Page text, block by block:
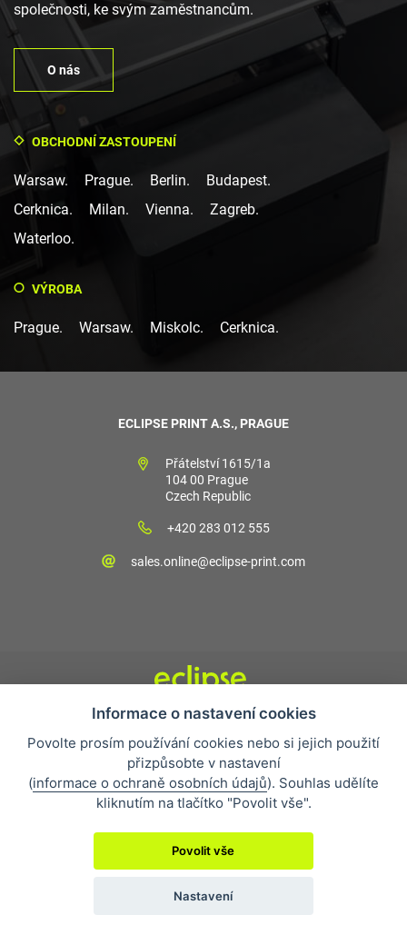
společnosti, ke svým zaměstnancům.
O nás
OBCHODNÍ ZASTOUPENÍ
Warsaw. Prague. Berlin.
Budapest.
Cerknica.
Milan. Vienna.
Zagreb.
Waterloo.
VÝROBA
Prague. Warsaw. Miskolc. Cerknica.
ECLIPSE PRINT A.S., PRAGUE
Přátelství 1615/1a
104 00 Prague
Czech Republic
+420 283 012 555
sales.online@eclipse-print.com
Obchodní podmínky
Nejčastější otázky
Ochrana osobních údajů
O společnosti
Whistleblowing
Informace o nastavení cookies
Povolte prosím používání cookies nebo si jejich použití
přizpůsobte v nastavení
(informace o ochraně osobních údajů). Souhlas udělíte
kliknutím na tlačítko "Povolit vše".
Povolit vše
Nastavení